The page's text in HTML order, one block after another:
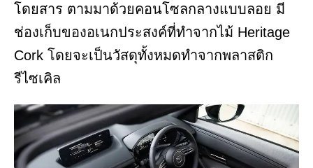
โดยสาร ตามมาด้วยคอนโซลกลางแบบลอย มี
ช่องเก็บของอเนกประสงค์ที่ทำจากไม้ Heritage
Cork โดยจะเป็นวัสดุทั้งหมดทำจากพลาสติก
รีไซเคิล